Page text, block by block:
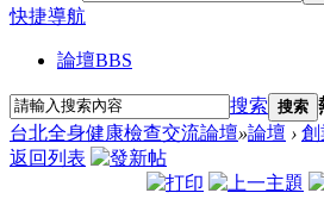
快捷導航
論壇BBS
搜索 搜索
台北全身健康檢查交流論壇»論壇 › 創
返回列表